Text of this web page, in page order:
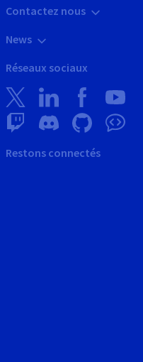
Contactez nous
News
Réseaux sociaux
Restons connectés